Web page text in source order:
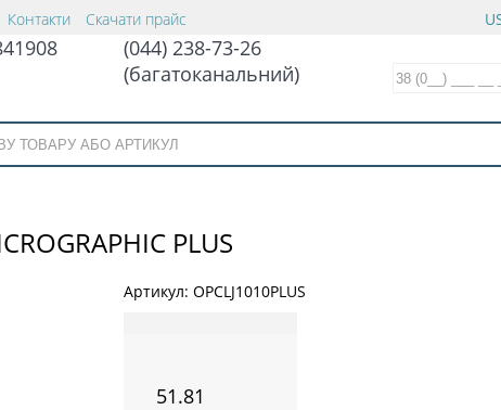
Контакти Скачати прайс
(044) 238-73-26
(багатоканальний)
PLUS
Артикул: OPCLJ1010PLUS
51.81